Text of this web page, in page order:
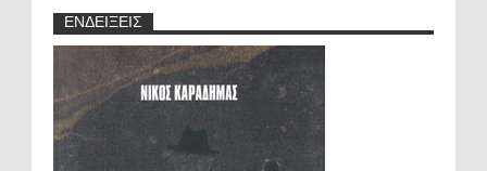
ΕΝΔΕΙΞΕΙΣ